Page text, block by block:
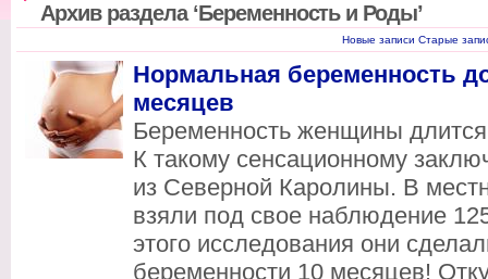
Архив раздела ‘Беременность и Роды’
Новые записи Старые
Нормальная беременность
месяцев
Беременность женщины
К такому сенсационному
из Северной Каролины. В
взяли под свое наблюдение
этого исследования они
беременности 10 месяцев!